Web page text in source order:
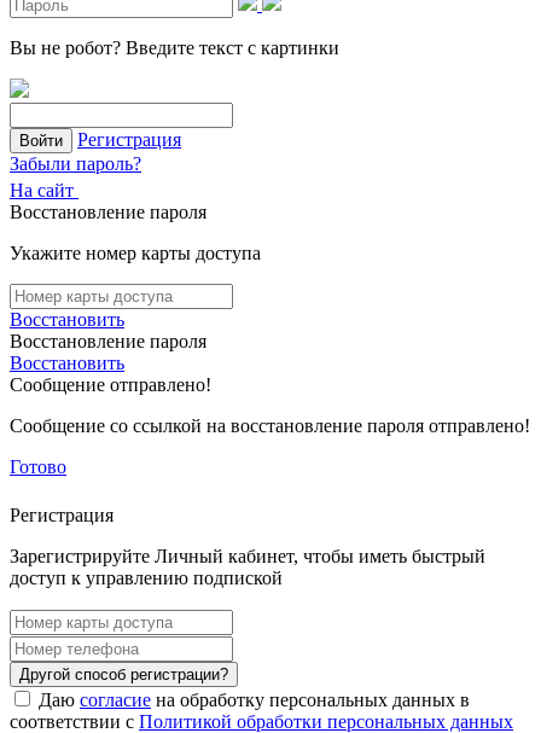
Вы не робот? Введите текст с картинки
Войти
Регистрация
Забыли пароль?
На сайт
Восстановление пароля
Укажите номер карты доступа
Восстановить
Восстановление пароля
Восстановить
Сообщение отправлено!
Сообщение со ссылкой на восстановление пароля отправлено!
Готово
Регистрация
Зарегистрируйте Личный кабинет, чтобы иметь быстрый
доступ к управлению подпиской
Другой способ регистрации?
Даю согласие на обработку персональных данных в
соответствии с Политикой обработки персональных данных